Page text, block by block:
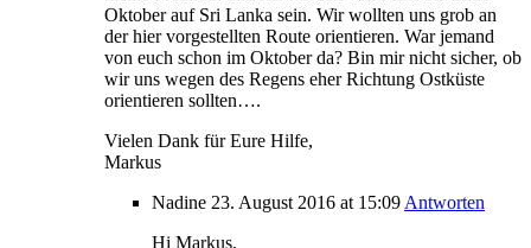
Oktober auf Sri Lanka sein. Wir wollten uns grob an
der hier vorgestellten Route orientieren. War jemand
von euch schon im Oktober da? Bin mir nicht sicher, ob
wir uns wegen des Regens eher Richtung Ostküste
orientieren sollten….
Vielen Dank für Eure Hilfe,
Markus
Nadine 23. August 2016 at 15:09 Antworten
Hi Markus,